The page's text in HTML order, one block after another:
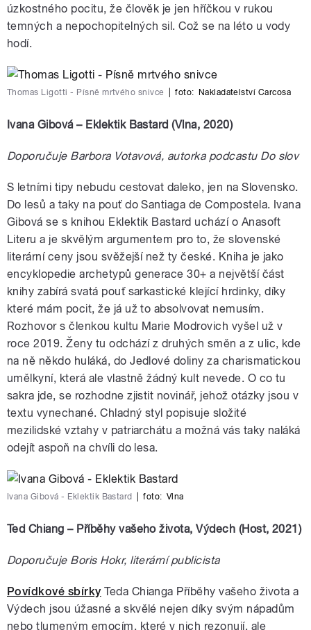
úzkostného pocitu, že člověk je jen hříčkou v rukou
temných a nepochopitelných sil. Což se na léto u vody
hodí.
Thomas Ligotti - Písně mrtvého snivce foto: Nakladatelství Carcosa
Ivana Gibová – Eklektik Bastard (Vlna, 2020)
Doporučuje Barbora Votavová, autorka podcastu Do slov
S letními tipy nebudu cestovat daleko, jen na Slovensko.
Do lesů a taky na pouť do Santiaga de Compostela. Ivana
Gibová se s knihou Eklektik Bastard uchází o Anasoft
Literu a je skvělým argumentem pro to, že slovenské
literární ceny jsou svěžejší než ty české. Kniha je jako
encyklopedie archetypů generace 30+ a největší část
knihy zabírá svatá pouť sarkastické klející hrdinky, díky
které mám pocit, že já už to absolvovat nemusím.
Rozhovor s členkou kultu Marie Modrovich vyšel už v
roce 2019. Ženy tu odchází z druhých směn a z ulic, kde
na ně někdo huláká, do Jedlové doliny za charismatickou
umělkyní, která ale vlastně žádný kult nevede. O co tu
sakra jde, se rozhodne zjistit novinář, jehož otázky jsou v
textu vynechané. Chladný styl popisuje složité
mezilidské vztahy v patriarchátu a možná vás taky naláká
odejít aspoň na chvíli do lesa.
Ivana Gibová - Eklektik Bastard foto: Vlna
Ted Chiang – Příběhy vašeho života, Výdech (Host, 2021)
Doporučuje Boris Hokr, literární publicista
Povídkové sbírky Teda Chianga Příběhy vašeho života a
Výdech jsou úžasné a skvělé nejen díky svým nápadům
nebo tlumeným emocím, které v nich rezonují, ale